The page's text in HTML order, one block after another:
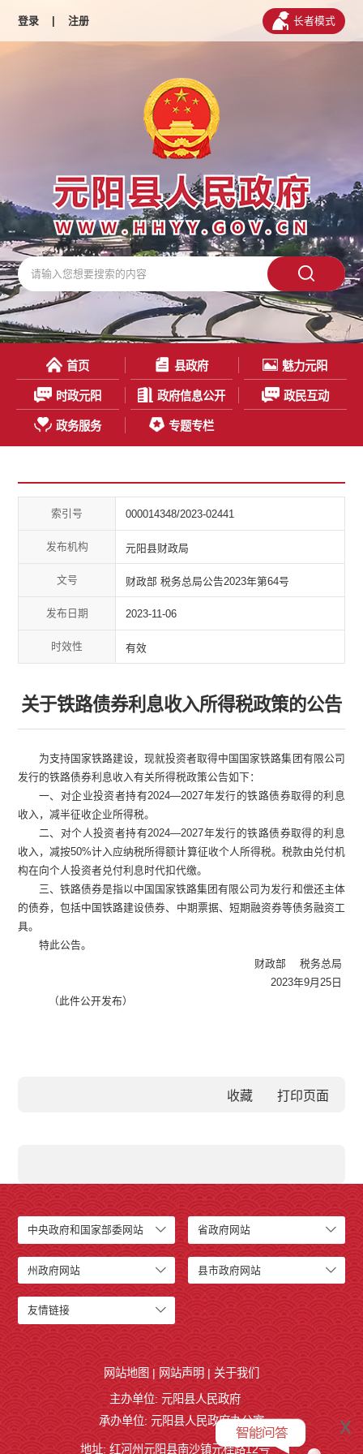
登录 | 注册 长者模式
首页 县政府 魅力元阳
时政元阳 政府信息公开 政民互动
政务服务 专题专栏
索引号 000014348/2023-02441
发布机构 元阳县财政局
文号 财政部 税务总局公告2023年第64号
发布日期 2023-11-06
时效性 有效
关于铁路债券利息收入所得税政策的公告
为支持国家铁路建设，现就投资者取得中国国家铁路集团有限公司
发行的铁路债券利息收入有关所得税政策公告如下：
一、对企业投资者持有2024—2027年发行的铁路债券取得的利息
收入，减半征收企业所得税。
二、对个人投资者持有2024—2027年发行的铁路债券取得的利息
收入，减按50%计入应纳税所得额计算征收个人所得税。税款由兑付机
构在向个人投资者兑付利息时代扣代缴。
三、铁路债券是指以中国国家铁路集团有限公司为发行和偿还主体
的债券，包括中国铁路建设债券、中期票据、短期融资券等债务融资工
具。
特此公告。
财政部
税务总局
2023年9月25日
（此件公开发布）
收藏
中央政府和国家部委网站 省政府网站
州政府网站 县市政府网站
友情链接
x
网站地图 | 网站声明 | 关于我们
主办单位: 元阳县人民政府
承办单位: 元阳县人民政府办公室
地址: 红河州元阳县南沙镇元桂路12号